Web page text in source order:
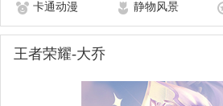
卡通动漫 静物风景
王者荣耀-大乔